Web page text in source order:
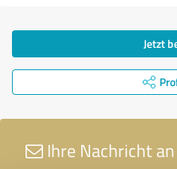
Jetzt
Ihre Nachricht